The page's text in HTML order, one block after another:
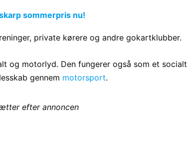
sommerpris nu!
private kørere og andre gokartklubber.
og motorlyd. Den fungerer også som et socialt
gennem motorsport.
efter annoncen